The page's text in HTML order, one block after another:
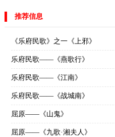
推荐信息
《乐府民歌》之一《上邪》
乐府民歌——《燕歌行》
乐府民歌——《江南》
乐府民歌——《战城南》
屈原——《山鬼》
屈原——《九歌·湘夫人》